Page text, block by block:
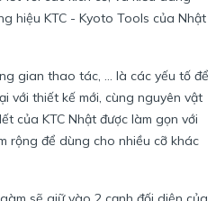
hiệu KTC - Kyoto Tools của Nhật
gian thao tác, ... là các yếu tố để
với thiết kế mới, cùng nguyên vật
của KTC Nhật được làm gọn với
rộng để dùng cho nhiều cỡ khác